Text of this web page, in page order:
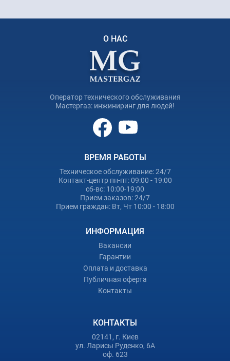
О НАС
Оператор технического обслуживания
Мастергаз: инжиниринг для людей!
ВРЕМЯ РАБОТЫ
Техническое обслуживание: 24/7
Контакт-центр пн-пт: 09:00 - 19:00
сб-вс: 10:00-19:00
Прием заказов: 24/7
Прием граждан: Вт, Чт 10:00 - 18:00
ИНФОРМАЦИЯ
Вакансии
Гарантии
Оплата и доставка
Публичная оферта
Контакты
КОНТАКТЫ
02141, г. Киев
ул. Ларисы Руденко, 6А
оф. 623